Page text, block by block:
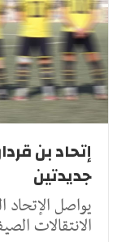
إتحاد بن
جديدتين
يواصل الإتحاد
الانتقالات